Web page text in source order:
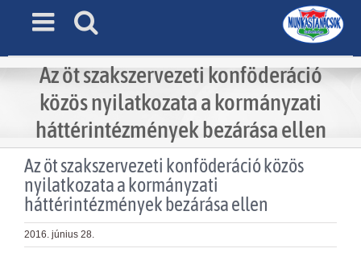
Az öt szakszervezeti konföderáció
közös nyilatkozata a kormányzati
háttérintézmények bezárása ellen
Az öt szakszervezeti konföderáció közös
nyilatkozata a kormányzati
háttérintézmények bezárása ellen
2016. június 28.